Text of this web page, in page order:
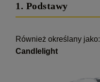
1. Podstawy
Również określany jako:
Candlelight